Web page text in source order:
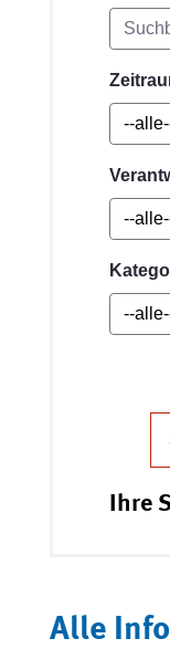
Ihre
Alle